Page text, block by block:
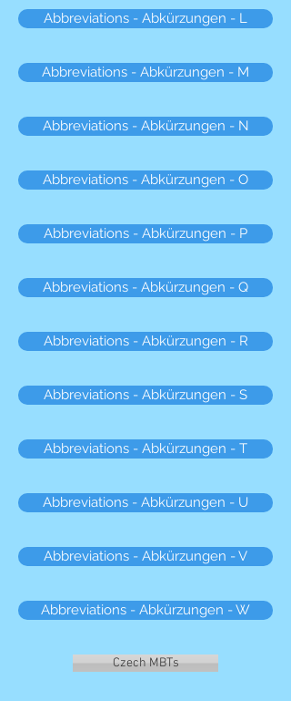
Abbreviations - Abkürzungen - L
Abbreviations - Abkürzungen - M
Abbreviations - Abkürzungen - N
Abbreviations - Abkürzungen - O
Abbreviations - Abkürzungen - P
Abbreviations - Abkürzungen - Q
Abbreviations - Abkürzungen - R
Abbreviations - Abkürzungen - S
Abbreviations - Abkürzungen - T
Abbreviations - Abkürzungen - U
Abbreviations - Abkürzungen - V
Abbreviations - Abkürzungen - W
Czech MBTs